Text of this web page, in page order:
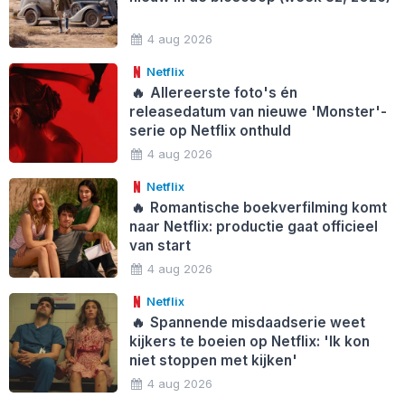
4 aug 2026
Netflix
🔥 Allereerste foto's én
releasedatum van nieuwe 'Monster'-
serie op Netflix onthuld
4 aug 2026
Netflix
🔥 Romantische boekverfilming komt
naar Netflix: productie gaat officieel
van start
4 aug 2026
Netflix
🔥 Spannende misdaadserie weet
kijkers te boeien op Netflix: 'Ik kon
niet stoppen met kijken'
4 aug 2026